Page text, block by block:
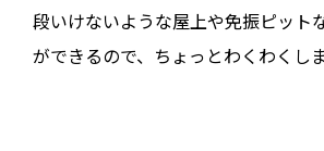
段いけないような屋上や免振ピット
ができるので、ちょっとわくわくしま